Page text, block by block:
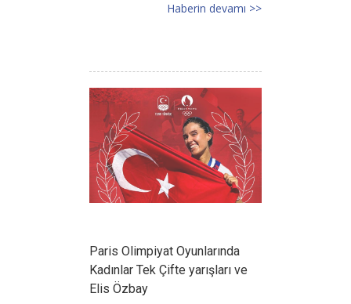
Haberin devamı >>
Paris Olimpiyat Oyunlarında
Kadınlar Tek Çifte yarışları ve
Elis Özbay